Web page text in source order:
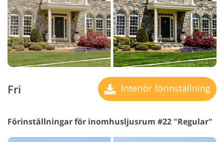
Fri Interiör förinställning
Förinställningar för inomhusljusrum #22 "Regular"